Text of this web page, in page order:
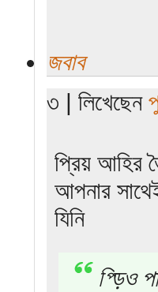
জবাব
৩ | লিখেছেন
প্রিয় আহির
আপনার
যিনি
প্ড়িও